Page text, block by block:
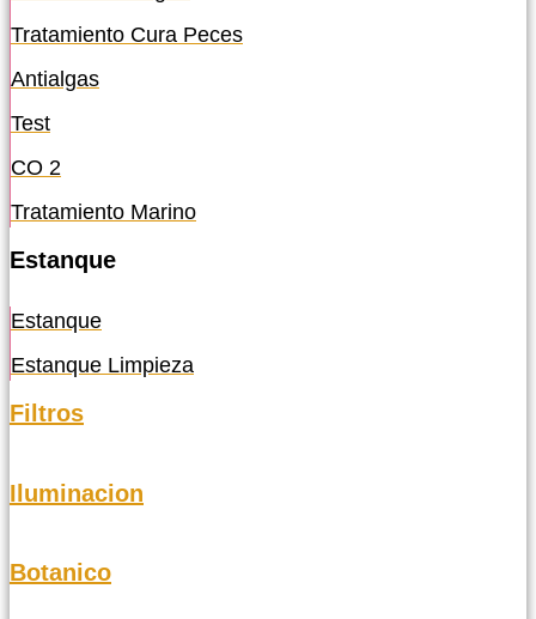
Tratamiento Cura Peces
Antialgas
Test
CO 2
Tratamiento Marino
Estanque
Estanque
Estanque Limpieza
Filtros
Iluminacion
Botanico